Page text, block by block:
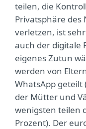
teilen, die
Privatsphäre des
verletzen, ist
auch der digitale
eigenes Zutun
werden von
WhatsApp geteilt
der Mütter und
wenigsten teilen
Prozent). Der